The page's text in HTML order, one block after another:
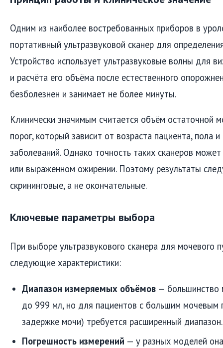
Одним из наиболее востребованных приборов в
портативный ультразвуковой сканер для
Устройство использует ультразвуковые волны для
и расчёта его объёма после естественного
безболезнен и занимает не более минуты.
Клинически значимым считается объём
порог, который зависит от возраста пациента, пола
заболеваний. Однако точность таких сканеров
или выраженном ожирении. Поэтому результаты
скрининговые, а не окончательные.
Ключевые параметры выбора
При выборе ультразвукового сканера для мочевого
следующие характеристики:
Диапазон измеряемых объёмов — большинство
до 999 мл, но для пациентов с большим мочевым
задержке мочи) требуется расширенный диапазон.
Погрешность измерений — у разных моделей